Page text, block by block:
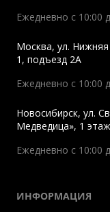
Ежедневно с 10:00
Москва, ул.
1, подъезд 2A
Ежедневно с 10:00
Новосибирск, ул.
Медведица», 1
Ежедневно с 10:00
ИНФОРМАЦИЯ